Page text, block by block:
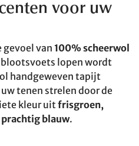
voor uw
van 100% scheerwol
blootsvoets lopen wordt
handgeweven tapijt
tenen strelen door de
kleur uitfrisgroen,
blauw.